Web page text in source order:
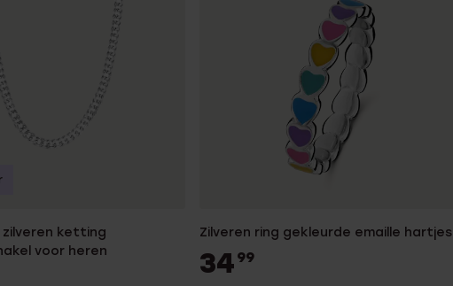
ketting
voor heren
Zilveren ring gekleurde emaille hartjes
34 99